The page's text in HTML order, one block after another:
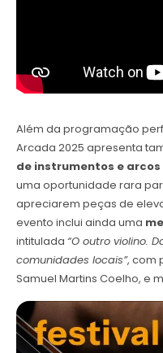
Além da programação
Arcada 2025 apresenta
de instrumentos e
uma oportunidade rara
apreciarem peças de
evento inclui ainda uma
intitulada “O outro violino.
comunidades locais”, com
Samuel Martins Coelho, e